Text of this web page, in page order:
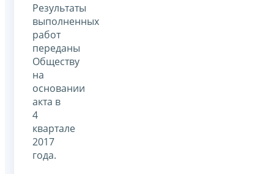
Результаты
выполненных
работ
переданы
Обществу
на
основании
акта в
4
квартале
2017
года.